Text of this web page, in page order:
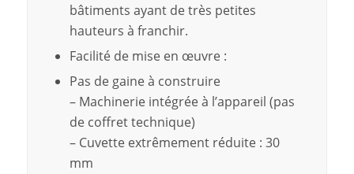
bâtiments ayant de très petites
hauteurs à franchir.
Facilité de mise en œuvre :
Pas de gaine à construire
– Machinerie intégrée à l’appareil (pas
de coffret technique)
– Cuvette extrêmement réduite : 30
mm